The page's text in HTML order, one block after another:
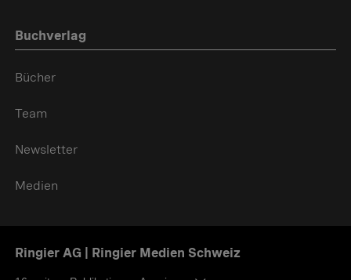
Buchverlag
Bücher
Team
Newsletter
Medien
Ringier AG | Ringier Medien Schweiz